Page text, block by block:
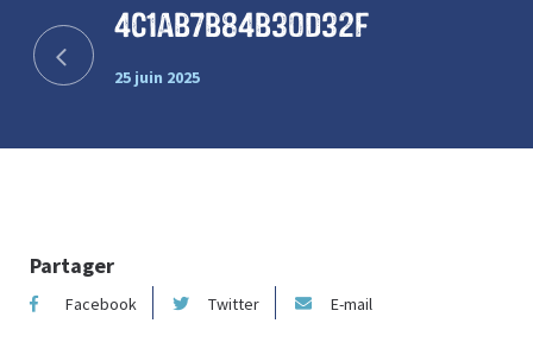
4c1ab7b84b30d32f
25 juin 2025
Partager
Facebook Twitter E-mail